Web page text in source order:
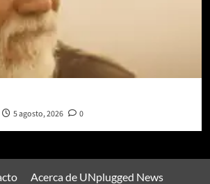
5 agosto, 2026 0
Acerca de UNplugged News